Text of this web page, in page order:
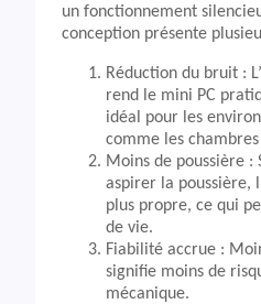
un fonctionnement
conception présente
Réduction du bruit :
rend le mini PC
idéal pour les
comme les
Moins de poussière :
aspirer la poussière,
plus propre, ce qui
de vie.
Fiabilité accrue :
signifie moins de
mécanique.